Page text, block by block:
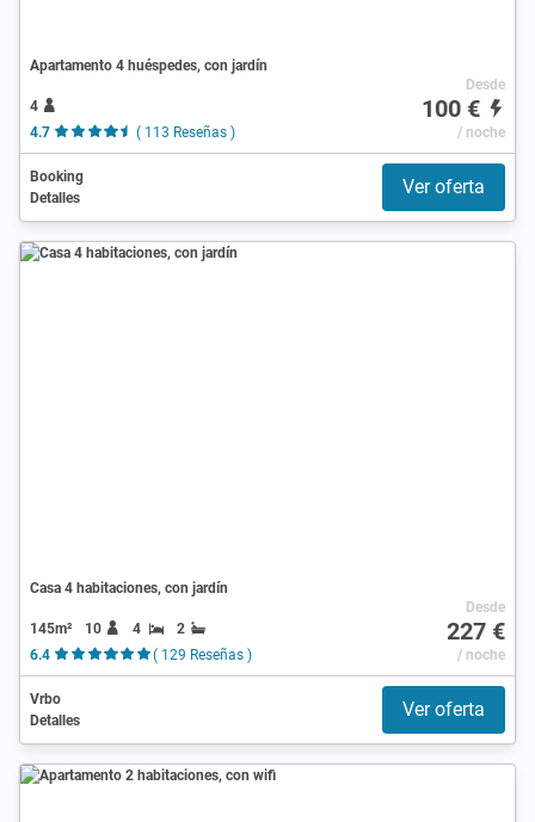
Apartamento 4 huéspedes, con jardín
4
4.7
( 113 Reseñas )
Desde
100 €
/ noche
Booking
Detalles
Ver oferta
Casa 4 habitaciones, con jardín
145m² 10 4
2
6.4
( 129 Reseñas )
Desde
227 €
/ noche
Vrbo
Detalles
Ver oferta